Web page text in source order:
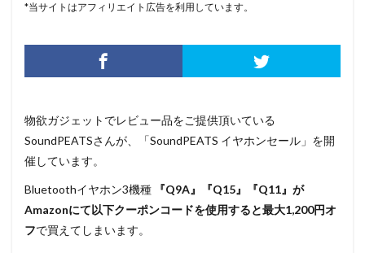
*当サイトはアフィリエイト広告を利用しています。
物欲ガジェットでレビュー品をご提供頂いている
SoundPEATSさんが、「SoundPEATS イヤホンセール」を開
催しています。
Bluetoothイヤホン3機種
『Q9A』『Q15』『Q11』が
Amazonにて以下クーポンコードを使用すると最大1,200円オ
フで買えてしまいます。